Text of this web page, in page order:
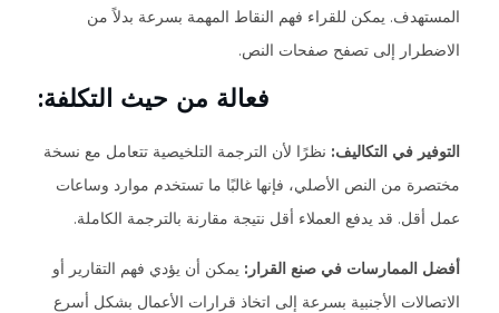
المستهدف. يمكن للقراء فهم النقاط المهمة بسرعة بدلاً من
الاضطرار إلى تصفح صفحات النص.
فعالة من حيث التكلفة:
التوفير في التكاليف: نظرًا لأن الترجمة التلخيصية تتعامل مع نسخة
مختصرة من النص الأصلي، فإنها غالبًا ما تستخدم موارد وساعات
عمل أقل. قد يدفع العملاء أقل نتيجة مقارنة بالترجمة الكاملة.
أفضل الممارسات في صنع القرار: يمكن أن يؤدي فهم التقارير أو
الاتصالات الأجنبية بسرعة إلى اتخاذ قرارات الأعمال بشكل أسرع